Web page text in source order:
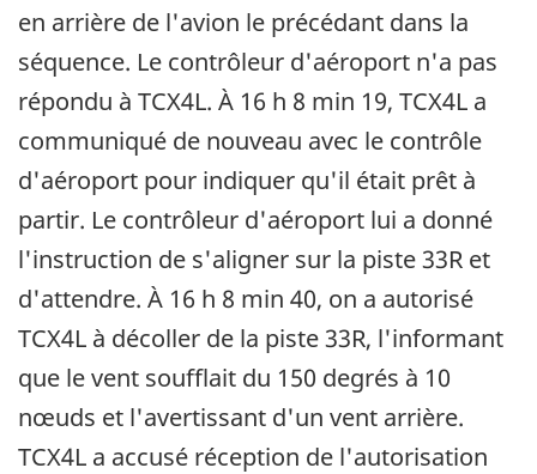
en arrière de l'avion le précédant dans la
séquence. Le contrôleur d'aéroport n'a pas
répondu à TCX4L. À 16 h 8 min 19, TCX4L a
communiqué de nouveau avec le contrôle
d'aéroport pour indiquer qu'il était prêt à
partir. Le contrôleur d'aéroport lui a donné
l'instruction de s'aligner sur la piste 33R et
d'attendre. À 16 h 8 min 40, on a autorisé
TCX4L à décoller de la piste 33R, l'informant
que le vent soufflait du 150 degrés à 10
nœuds et l'avertissant d'un vent arrière.
TCX4L a accusé réception de l'autorisation